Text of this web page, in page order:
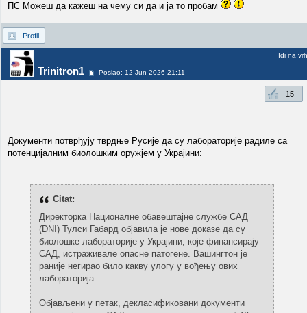
ПС Можеш да кажеш на чему си да и ја то пробам
Profil
Trinitron1 Poslao: 12 Jun 2026 21:11
Idi na vrh
15
Документи потврђују тврдње Русије да су лабораторије радиле са
потенцијалним биолошким оружјем у Украјини:
Citat:
Директорка Националне обавештајне службе САД
(DNI) Тулси Габард објавила је нове доказе да су
биолошке лабораторије у Украјини, које финансирају
САД, истраживале опасне патогене. Вашингтон је
раније негирао било какву улогу у вођењу ових
лабораторија.
Објављени у петак, декласификовани документи